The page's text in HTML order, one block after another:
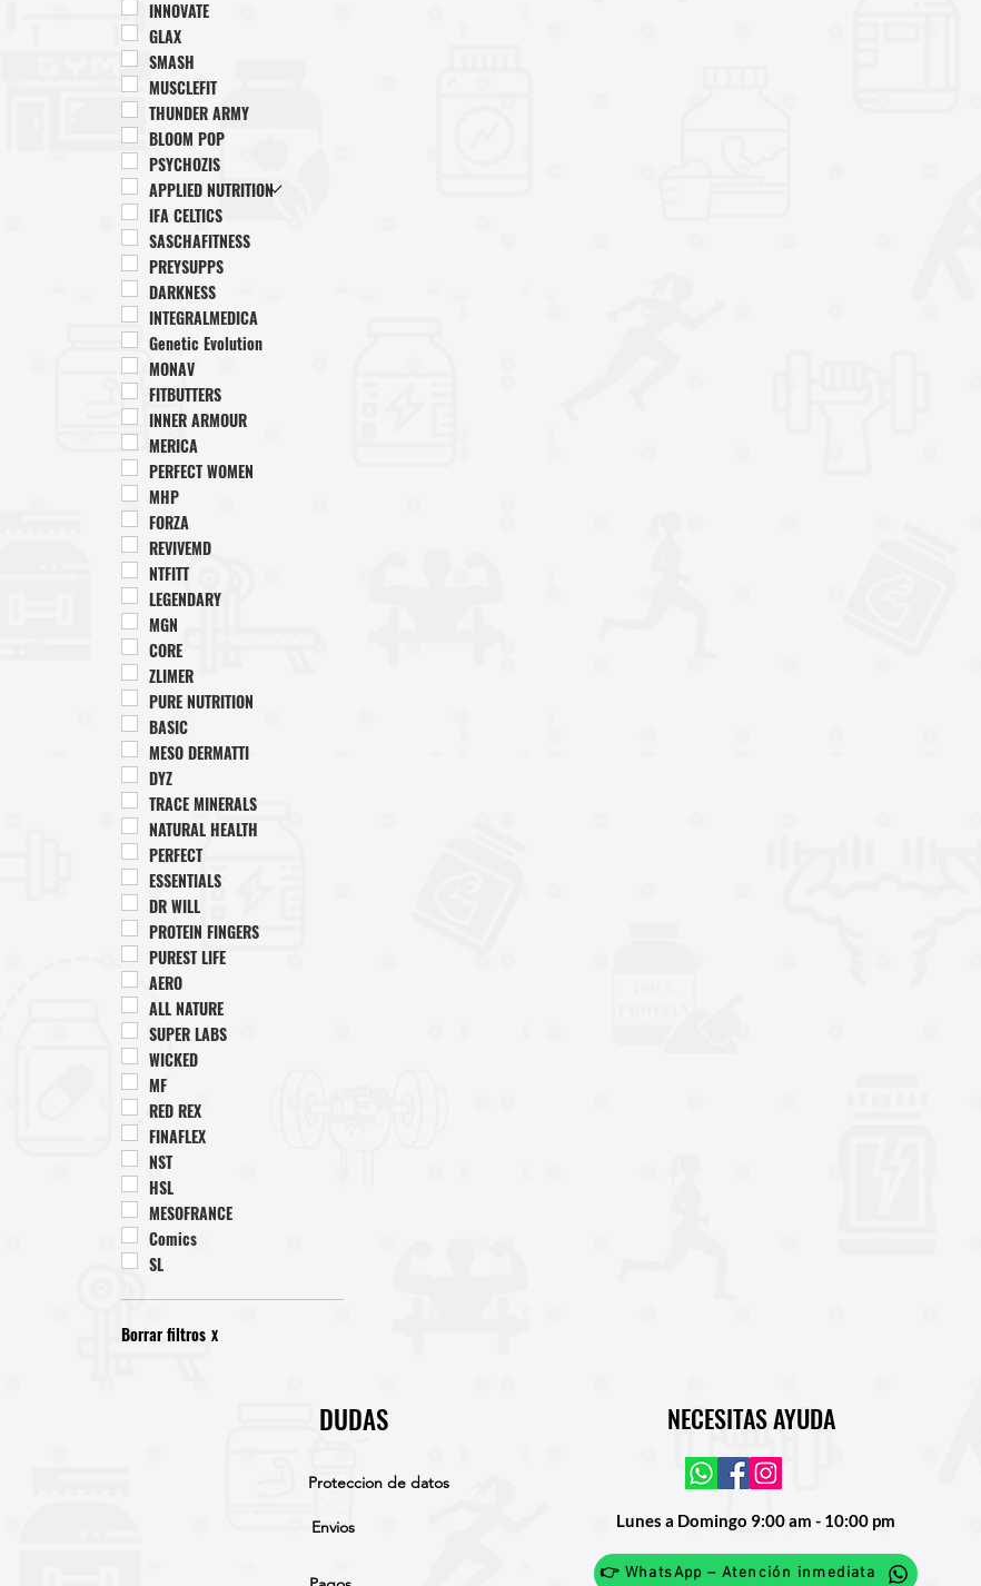
INNOVATE
GLAX
SMASH
MUSCLEFIT
THUNDER ARMY
BLOOM POP
PSYCHOZIS
APPLIED NUTRITION
IFA CELTICS
SASCHAFITNESS
PREYSUPPS
DARKNESS
INTEGRALMEDICA
Genetic Evolution
MONAV
FITBUTTERS
INNER ARMOUR
MERICA
PERFECT WOMEN
MHP
FORZA
REVIVEMD
NTFITT
LEGENDARY
MGN
CORE
ZLIMER
PURE NUTRITION
BASIC
MESO DERMATTI
DYZ
TRACE MINERALS
NATURAL HEALTH
PERFECT
ESSENTIALS
DR WILL
PROTEIN FINGERS
PUREST LIFE
AERO
ALL NATURE
SUPER LABS
WICKED
MF
RED REX
FINAFLEX
NST
HSL
MESOFRANCE
Comics
SL
Borrar filtros X
DUDAS
Proteccion de datos
Envios
NECESITAS AYUDA
Lunes a Domingo 9:00 am - 10:00 pm
👉 WhatsApp – Atención inmediata